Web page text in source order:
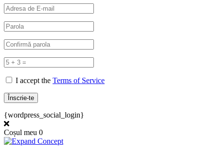
I accept the Terms of Service
{wordpress_social_login}
Coșul meu 0